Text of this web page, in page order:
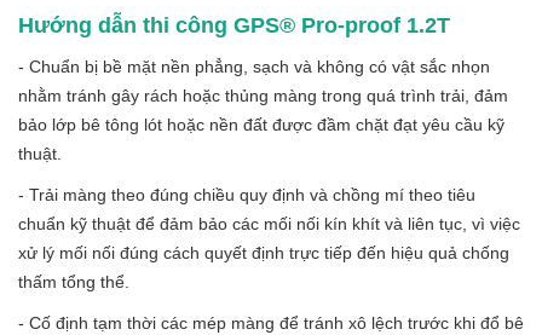
Hướng dẫn thi công GPS® Pro-proof 1.2T
- Chuẩn bị bề mặt nền phẳng, sạch và không có vật sắc nhọn
nhằm tránh gây rách hoặc thủng màng trong quá trình trải, đảm
bảo lớp bê tông lót hoặc nền đất được đầm chặt đạt yêu cầu kỹ
thuật.
- Trải màng theo đúng chiều quy định và chồng mí theo tiêu
chuẩn kỹ thuật để đảm bảo các mối nối kín khít và liên tục, vì việc
xử lý mối nối đúng cách quyết định trực tiếp đến hiệu quả chống
thấm tổng thể.
- Cố định tạm thời các mép màng để tránh xô lệch trước khi đổ bê